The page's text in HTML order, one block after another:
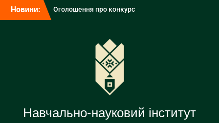
Новини:
національного
Здійснюємо експертизу
шкільних модельних
навчальних програм
Відбувся прес-брифінг
голови Наглядової ради
Навчально-науковий інститут